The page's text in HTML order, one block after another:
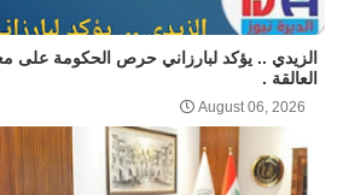
الزيدي .. يؤكد لبارزاني حرص الحكومة على
العالقة .
August 06, 2026